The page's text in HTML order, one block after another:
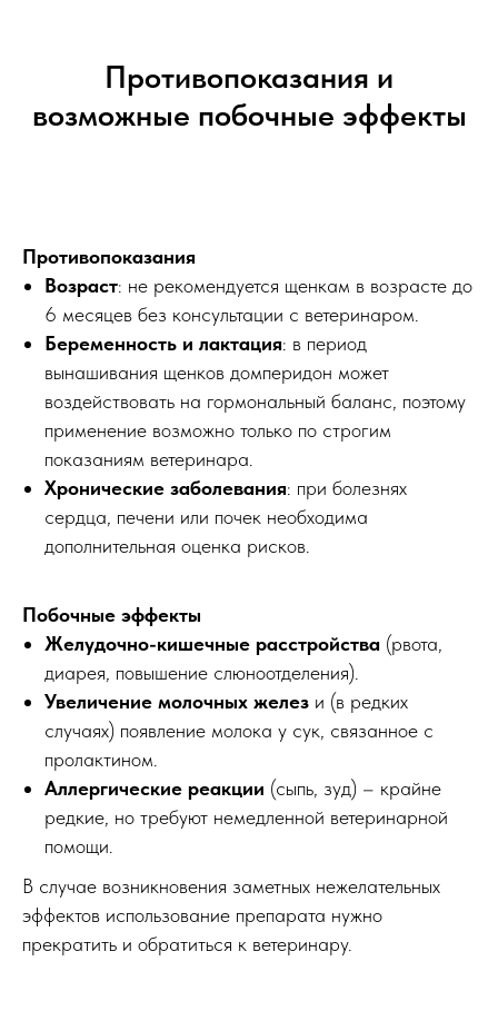
Противопоказания и
возможные побочные эффекты
Противопоказания
Возраст: не рекомендуется щенкам в возрасте до
6 месяцев без консультации с ветеринаром.
Беременность и лактация: в период
вынашивания щенков домперидон может
воздействовать на гормональный баланс, поэтому
применение возможно только по строгим
показаниям ветеринара.
Хронические заболевания: при болезнях
сердца, печени или почек необходима
дополнительная оценка рисков.
Побочные эффекты
Желудочно-кишечные расстройства (рвота,
диарея, повышение слюноотделения).
Увеличение молочных желез и (в редких
случаях) появление молока у сук, связанное с
пролактином.
Аллергические реакции (сыпь, зуд) – крайне
редкие, но требуют немедленной ветеринарной
помощи.
В случае возникновения заметных нежелательных
эффектов использование препарата нужно
прекратить и обратиться к ветеринару.